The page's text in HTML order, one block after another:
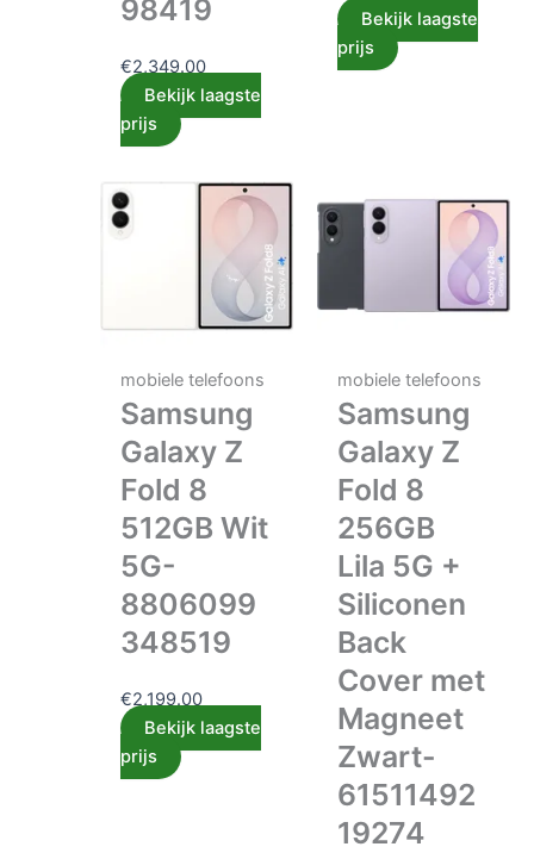
98419
€2,349.00
Bekijk laagste
prijs
Bekijk laagste
prijs
mobiele telefoons
Samsung
Galaxy Z
Fold 8
512GB Wit
5G-
8806099
348519
€2,199.00
Bekijk laagste
prijs
mobiele telefoons
Samsung
Galaxy Z
Fold 8
256GB
Lila 5G +
Siliconen
Back
Cover met
Magneet
Zwart-
61511492
19274